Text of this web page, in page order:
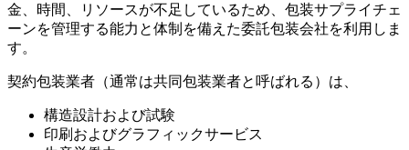
金、時間、リソースが不足しているため、包装サプライチェ
ーンを管理する能力と体制を備えた委託包装会社を利用しま
す。
契約包装業者（通常は共同包装業者と呼ばれる）は、
構造設計および試験
印刷およびグラフィックサービス